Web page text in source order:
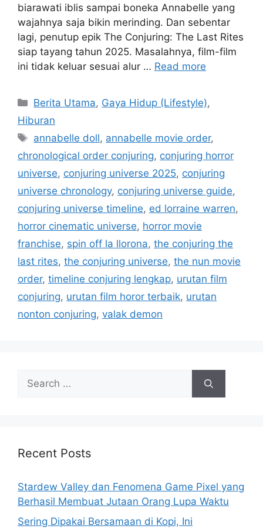
biarawati iblis sampai boneka Annabelle yang
wajahnya saja bikin merinding. Dan sebentar
lagi, penutup epik The Conjuring: The Last Rites
siap tayang tahun 2025. Masalahnya, film-film
ini tidak keluar sesuai alur … Read more
C
a
e
g
o
r
i
e
s
Berita Utama, Gaya Hidup (Lifestyle),
Hiburan
T
a
s
annabelle doll, annabelle movie order,
chronological order conjuring, conjuring horror
universe, conjuring universe 2025, conjuring
universe chronology, conjuring universe guide,
conjuring universe timeline, ed lorraine warren,
horror cinematic universe, horror movie
franchise, spin off la llorona, the conjuring the
last rites, the conjuring universe, the nun movie
order, timeline conjuring lengkap, urutan film
conjuring, urutan film horor terbaik, urutan
nonton conjuring, valak demon
h
r
:
Recent Posts
Stardew Valley dan Fenomena Game Pixel yang
Berhasil Membuat Jutaan Orang Lupa Waktu
Sering Dipakai Bersamaan di Kopi, Ini